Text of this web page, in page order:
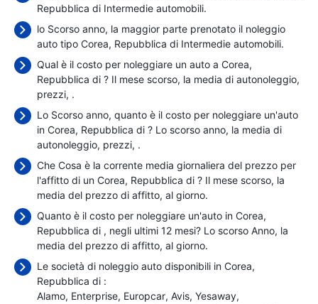
Repubblica di Intermedie automobili.
lo Scorso anno, la maggior parte prenotato il noleggio
auto tipo Corea, Repubblica di Intermedie automobili.
Qual è il costo per noleggiare un auto a Corea,
Repubblica di ? Il mese scorso, la media di autonoleggio,
prezzi, .
Lo Scorso anno, quanto è il costo per noleggiare un'auto
in Corea, Repubblica di ? Lo scorso anno, la media di
autonoleggio, prezzi, .
Che Cosa è la corrente media giornaliera del prezzo per
l'affitto di un Corea, Repubblica di ? Il mese scorso, la
media del prezzo di affitto, al giorno.
Quanto è il costo per noleggiare un'auto in Corea,
Repubblica di , negli ultimi 12 mesi? Lo scorso Anno, la
media del prezzo di affitto, al giorno.
Le società di noleggio auto disponibili in Corea,
Repubblica di :
Alamo Enterprise Europcar Avis Yesaway